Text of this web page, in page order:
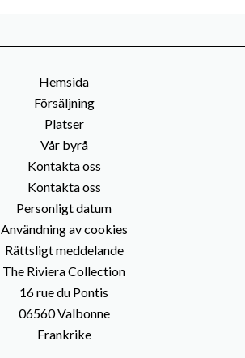
Hemsida
Försäljning
Platser
Vår byrå
Kontakta oss
Kontakta oss
Personligt datum
Användning av cookies
Rättsligt meddelande
The Riviera Collection
16 rue du Pontis
06560Valbonne
Frankrike